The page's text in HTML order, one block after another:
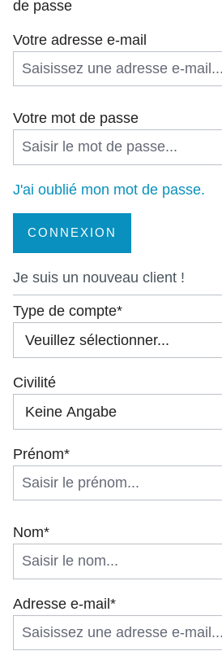
de passe
Votre adresse e-mail
Votre mot de passe
J'ai oublié mon mot de passe.
CONNEXION
Je suis un nouveau client !
Informations personnelles
Type de compte*
Civilité
Prénom*
Nom*
Adresse e-mail*